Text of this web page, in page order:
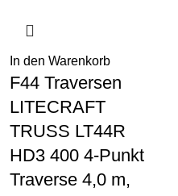
In den Warenkorb
F44 Traversen
LITECRAFT
TRUSS LT44R
HD3 400 4-Punkt
Traverse 4,0 m,